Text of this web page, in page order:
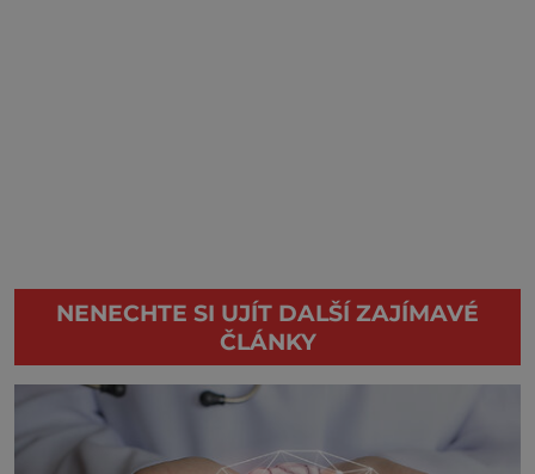
NENECHTE SI UJÍT DALŠÍ ZAJÍMAVÉ
ČLÁNKY